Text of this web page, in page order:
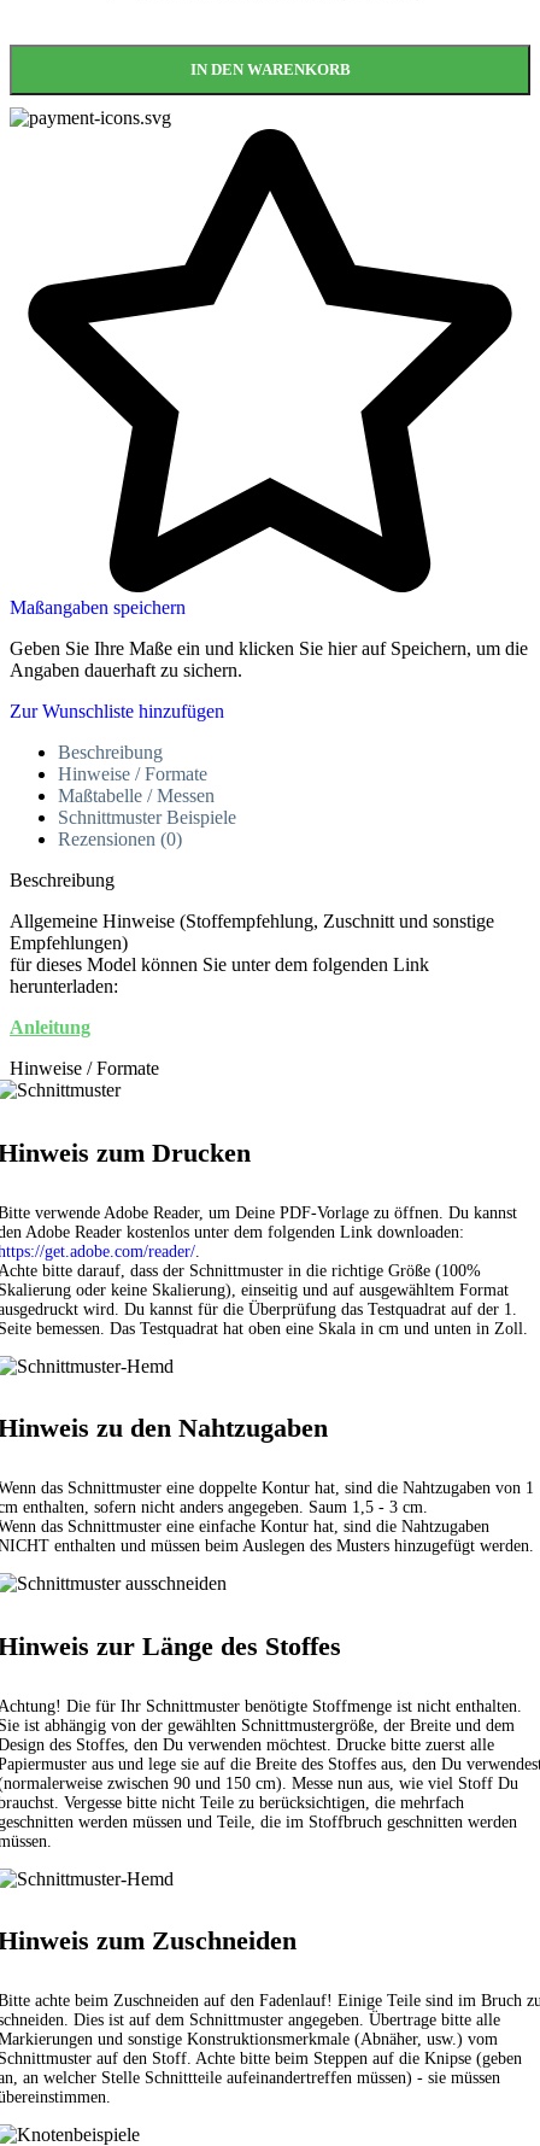
IN DEN WARENKORB
Maßangaben speichern
Geben Sie Ihre Maße ein und klicken Sie hier auf Speichern, um die
Angaben dauerhaft zu sichern.
Zur Wunschliste hinzufügen
Beschreibung
Hinweise / Formate
Maßtabelle / Messen
Schnittmuster Beispiele
Rezensionen (0)
Beschreibung
Allgemeine Hinweise (Stoffempfehlung, Zuschnitt und sonstige
Empfehlungen)
für dieses Model können Sie unter dem folgenden Link
herunterladen:
Anleitung
Hinweise / Formate
zum Drucken
verwende Adobe Reader, um Deine PDF-Vorlage zu öffnen. Du kannst
Adobe Reader kostenlos unter dem folgenden Link downloaden:
get.adobe.com/reader/
bitte darauf, dass der Schnittmuster in die richtige Größe (100%
oder keine Skalierung), einseitig und auf ausgewähltem Format
wird. Du kannst für die Überprüfung das Testquadrat auf der 1.
bemessen. Das Testquadrat hat oben eine Skala in cm und unten in Zoll.
zu den Nahtzugaben
das Schnittmuster eine doppelte Kontur hat, sind die Nahtzugaben von 1
enthalten, sofern nicht anders angegeben. Saum 1,5 - 3 cm.
das Schnittmuster eine einfache Kontur hat, sind die Nahtzugaben
enthalten und müssen beim Auslegen des Musters hinzugefügt werden.
zur Länge des Stoffes
Die für Ihr Schnittmuster benötigte Stoffmenge ist nicht enthalten.
ist abhängig von der gewählten Schnittmustergröße, der Breite und dem
des Stoffes, den Du verwenden möchtest. Drucke bitte zuerst alle
aus und lege sie auf die Breite des Stoffes aus, den Du
zwischen 90 und 150 cm). Messe nun aus, wie viel Stoff Du
Vergesse bitte nicht Teile zu berücksichtigen, die mehrfach
werden müssen und Teile, die im Stoffbruch geschnitten werden
zum Zuschneiden
achte beim Zuschneiden auf den Fadenlauf! Einige Teile sind im Bruch
Dies ist auf dem Schnittmuster angegeben. Übertrage bitte alle
und sonstige Konstruktionsmerkmale (Abnäher, usw.) vom
auf den Stoff. Achte bitte beim Steppen auf die Knipse (geben
an welcher Stelle Schnittteile aufeinandertreffen müssen) - sie müssen